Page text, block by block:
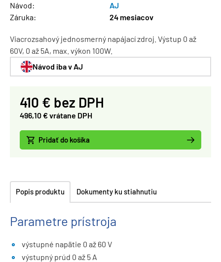
Návod:
AJ
Záruka:
24 mesiacov
Viacrozsahový jednosmerný napájací zdroj. Výstup 0 až
60V, 0 až 5A, max. výkon 100W.
Návod iba v AJ
410 € bez DPH
496,10 € vrátane DPH
Pridať do košíka
Popis produktu Dokumenty ku stiahnutiu
Parametre prístroja
výstupné napätie 0 až 60 V
výstupný prúd 0 až 5 A